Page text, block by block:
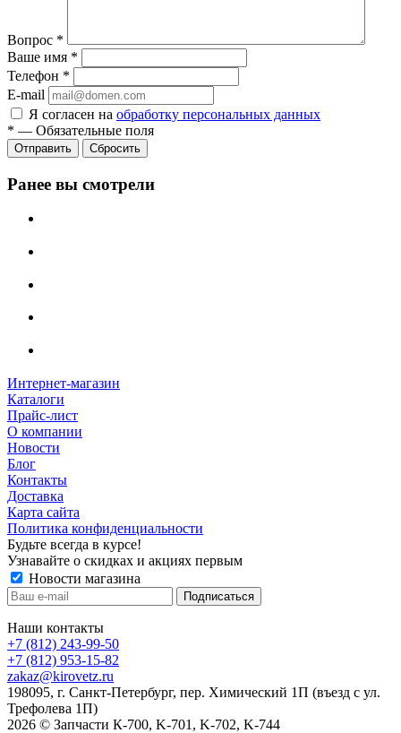
Вопрос *
Ваше имя *
Телефон *
E-mail
Я согласен на обработку персональных данных
* — Обязательные поля
Сбросить
Ранее вы смотрели
Интернет-магазин
Каталоги
Прайс-лист
О компании
Новости
Блог
Контакты
Доставка
Карта сайта
Политика конфиденциальности
Будьте всегда в курсе!
Узнавайте о скидках и акциях первым
Новости магазина
Наши контакты
+7 (812) 243-99-50
+7 (812) 953-15-82
zakaz@kirovetz.ru
198095, г. Санкт-Петербург, пер. Химический 1П (въезд с ул.
Трефолева 1П)
2026 © Запчасти К-700, K-701, K-702, K-744